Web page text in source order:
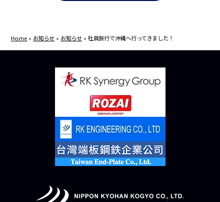
Home » お知らせ » お知らせ »社員旅行で沖縄へ行ってきました！